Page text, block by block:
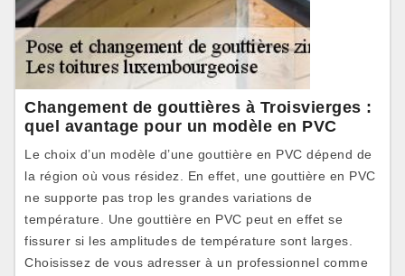
Changement de gouttières à Troisvierges :
quel avantage pour un modèle en PVC
Le choix d’un modèle d’une gouttière en PVC dépend de
la région où vous résidez. En effet, une gouttière en PVC
ne supporte pas trop les grandes variations de
température. Une gouttière en PVC peut en effet se
fissurer si les amplitudes de température sont larges.
Choisissez de vous adresser à un professionnel comme